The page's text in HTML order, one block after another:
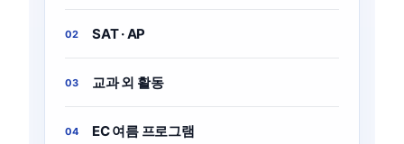
02 SAT · AP
03 교과 외 활동
04 EC 여름 프로그램